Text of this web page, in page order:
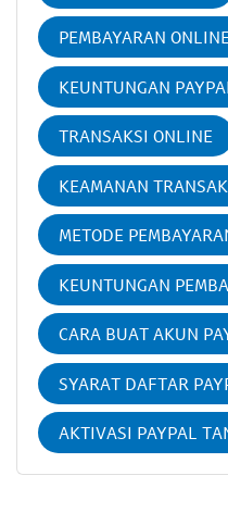
PEMBAYARAN
KEUNTUNGAN PAYPAL
TRANSAKSI ONLINE
KEAMANAN
METODE
KEUNTUNGAN
CARA BUAT AKUN
SYARAT DAFTAR
AKTIVASI PAYPAL